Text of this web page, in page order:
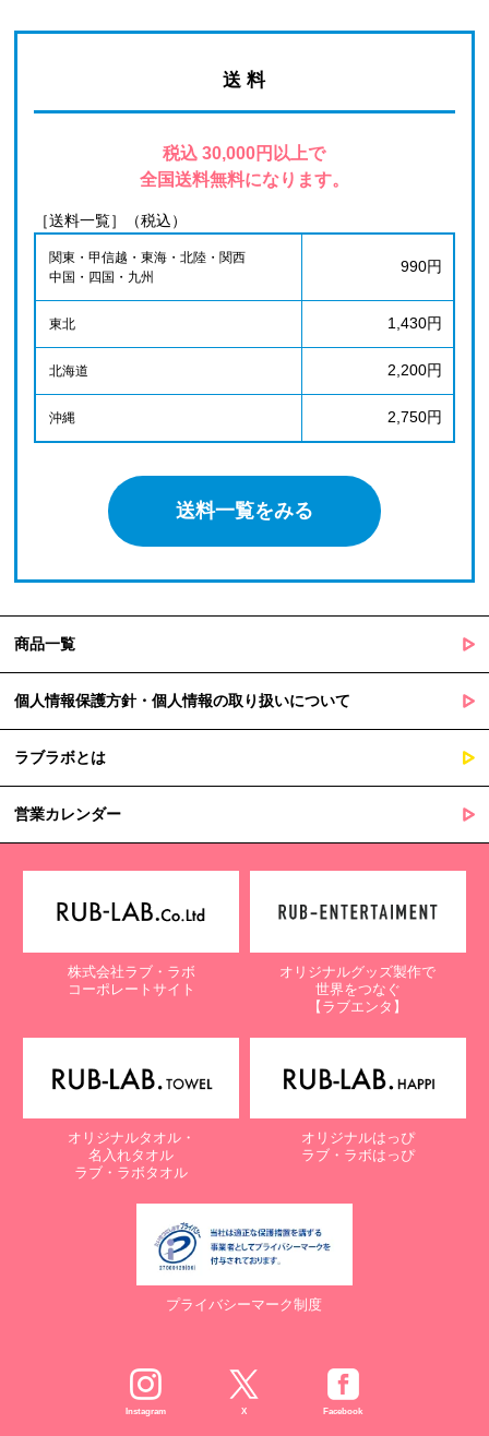
送 料
税込 30,000円以上で
全国送料無料になります。
［送料一覧］（税込）
関東・甲信越・東海・北陸・関西
中国・四国・九州
990円
東北 1,430円
北海道 2,200円
沖縄 2,750円
送料一覧をみる
商品一覧
個人情報保護方針・個人情報の取り扱いについて
ラブラボとは
営業カレンダー
株式会社ラブ・ラボ
コーポレートサイト
オリジナルグッズ製作で
世界をつなぐ
【ラブエンタ】
オリジナルタオル・
名入れタオル
ラブ・ラボタオル
オリジナルはっぴ
ラブ・ラボはっぴ
プライバシーマーク制度
Instagram X Facebook